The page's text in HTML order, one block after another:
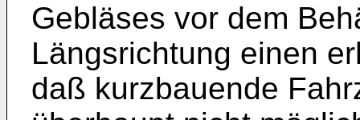
Gebläses vor dem
Längsrichtung einen
daß kurzbauende